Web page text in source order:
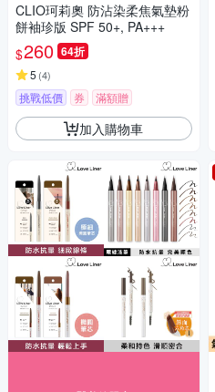
CLIO珂莉奧 防沾染柔焦氣墊粉
餅袖珍版 SPF 50+, PA+++
$260 64折
5 (4)
挑戰低價 券 滿額贈
加入購物車